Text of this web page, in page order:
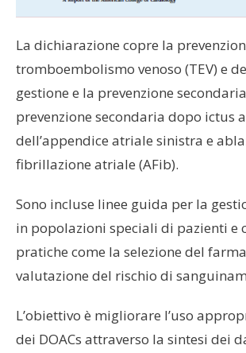
La dichiarazione copre la
tromboembolismo venoso (TEV) e
gestione e la prevenzione
prevenzione secondaria dopo ictus
dell’appendice atriale sinistra e
fibrillazione atriale (AFib).
Sono incluse linee guida per la
in popolazioni speciali di pazienti e
pratiche come la selezione del
valutazione del rischio di
L’obiettivo è migliorare l’uso
dei DOACs attraverso la sintesi dei